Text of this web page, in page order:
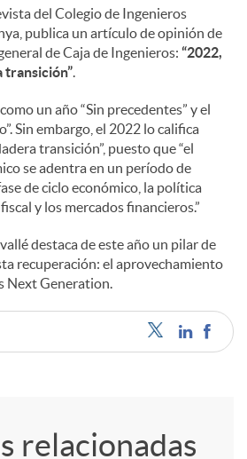
del Colegio de Ingenieros
publica un artículo de opinión de
de Caja de Ingenieros: “2022,
transición”.
un año “Sin precedentes” y el
Sin embargo, el 2022 lo califica
transición”, puesto que “el
se adentra en un período de
de ciclo económico, la política
y los mercados financieros.”
destaca de este año un pilar de
recuperación: el aprovechamiento
Next Generation.
relacionadas